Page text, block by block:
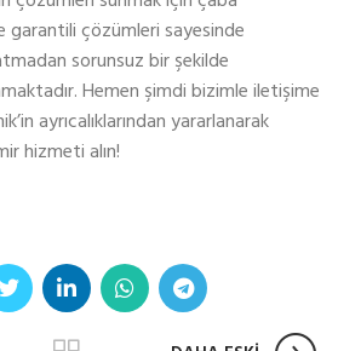
garantili çözümleri sayesinde
sorunsuz bir şekilde
Hemen şimdi bizimle iletişime
ayrıcalıklarından yararlanarak
hizmeti alın!